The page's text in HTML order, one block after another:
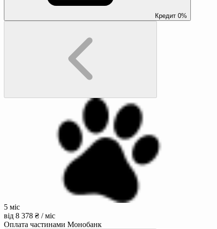
Кредит 0%
5 міс
від 8 378 ₴ / міс
Оплата частинами Монобанк